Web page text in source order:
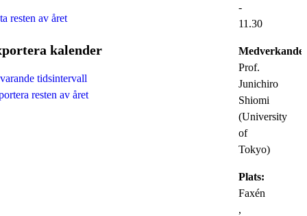
-
11.30
Medverkande:
Prof.
Junichiro
Shiomi
(University
of
Tokyo)
Plats:
Faxén
,
resten av året
kalender
tidsintervall
resten av året